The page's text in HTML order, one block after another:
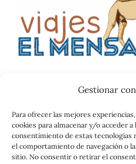
Gestionar
Para ofrecer las mejores
cookies para almacenar y/o acceder
consentimiento de estas tecnologías
el comportamiento de navegación o
sitio. No consentir o retirar el
Contrato